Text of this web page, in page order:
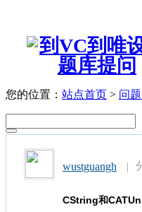
您的位置： 站点首页 > 问
wustguangh |
CString和